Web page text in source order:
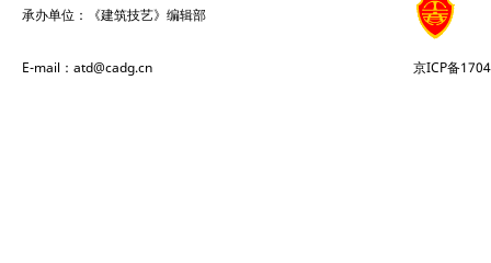
承办单位：《建筑技艺》编辑部
E-mail：atd@cadg.cn 京ICP备